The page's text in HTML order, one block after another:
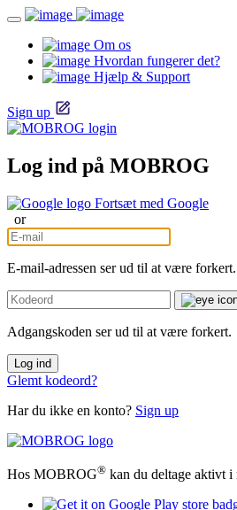
Om os
Hvordan fungerer det?
Hjælp & Support
Sign up
Log ind på MOBROG
Fortsæt med Google
or
E-mail-adressen ser ud til at være forkert.
Adgangskoden ser ud til at være forkert.
Log ind
Glemt kodeord?
Har du ikke en konto? Sign up
Hos MOBROG® kan du deltage aktivt i